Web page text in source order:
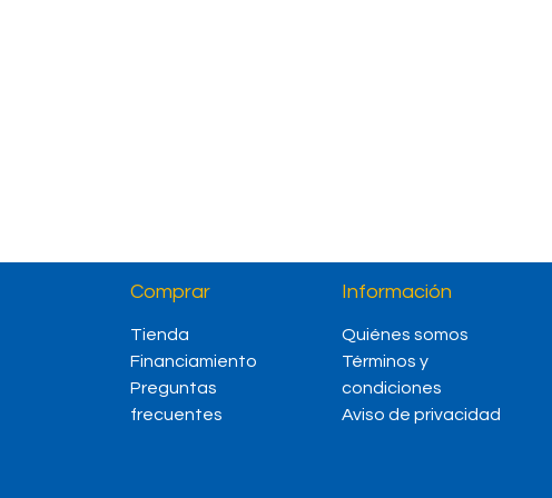
Comprar
Tienda
Financiamiento
Preguntas
frecuentes
Información
Quiénes somos
Términos y
condiciones
Aviso de privacidad